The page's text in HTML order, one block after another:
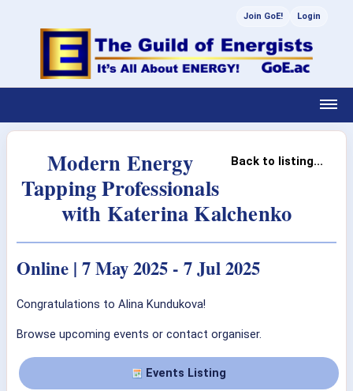
Join GoE! Login
Back to listing...
Modern Energy
Tapping Professionals
with Katerina Kalchenko
Online | 7 May 2025 - 7 Jul 2025
Congratulations to Alina Kundukova!
Browse upcoming events or contact organiser.
Events Listing